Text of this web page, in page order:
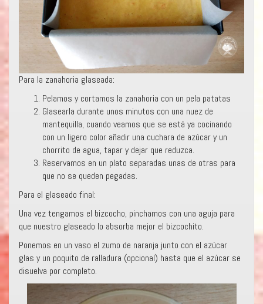
Para la zanahoria glaseada:
Pelamos y cortamos la zanahoria con un pela patatas
Glasearla durante unos minutos con una nuez de
mantequilla, cuando veamos que se está ya cocinando
con un ligero color añadir una cuchara de azúcar y un
chorrito de agua, tapar y dejar que reduzca.
Reservamos en un plato separadas unas de otras para
que no se queden pegadas.
Para el glaseado final:
Una vez tengamos el bizcocho, pinchamos con una aguja para
que nuestro glaseado lo absorba mejor el bizcochito.
Ponemos en un vaso el zumo de naranja junto con el azúcar
glas y un poquito de ralladura (opcional) hasta que el azúcar se
disuelva por completo.